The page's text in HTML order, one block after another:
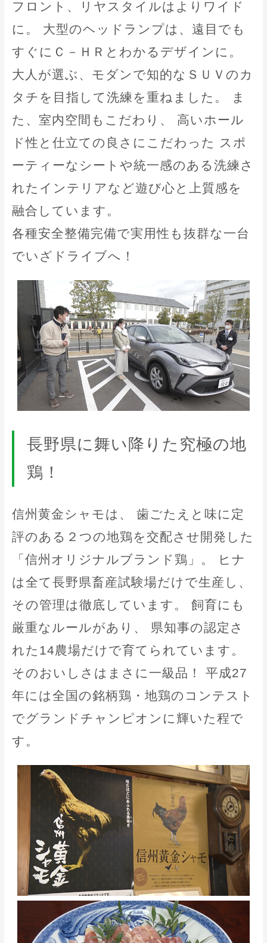
フロント、リヤスタイルはよりワイド
に。 大型のヘッドランプは、遠目でも
すぐにＣ－ＨＲとわかるデザインに。
大人が選ぶ、モダンで知的なＳＵＶのカ
タチを目指して洗練を重ねました。 ま
た、室内空間もこだわり、 高いホール
ド性と仕立ての良さにこだわった スポ
ーティーなシートや統一感のある洗練さ
れたインテリアなど遊び心と上質感を
融合しています。
各種安全整備完備で実用性も抜群な一台
でいざドライブへ！
長野県に舞い降りた究極の地
鶏！
信州黄金シャモは、 歯ごたえと味に定
評のある２つの地鶏を交配させ開発した
「信州オリジナルブランド鶏」。 ヒナ
は全て長野県畜産試験場だけで生産し、
その管理は徹底しています。 飼育にも
厳重なルールがあり、 県知事の認定さ
れた14農場だけで育てられています。
そのおいしさはまさに一級品！ 平成27
年には全国の銘柄鶏・地鶏のコンテスト
でグランドチャンピオンに輝いた程で
す。